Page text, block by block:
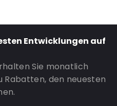
Entwicklungen auf
Sie monatlich
den neuesten